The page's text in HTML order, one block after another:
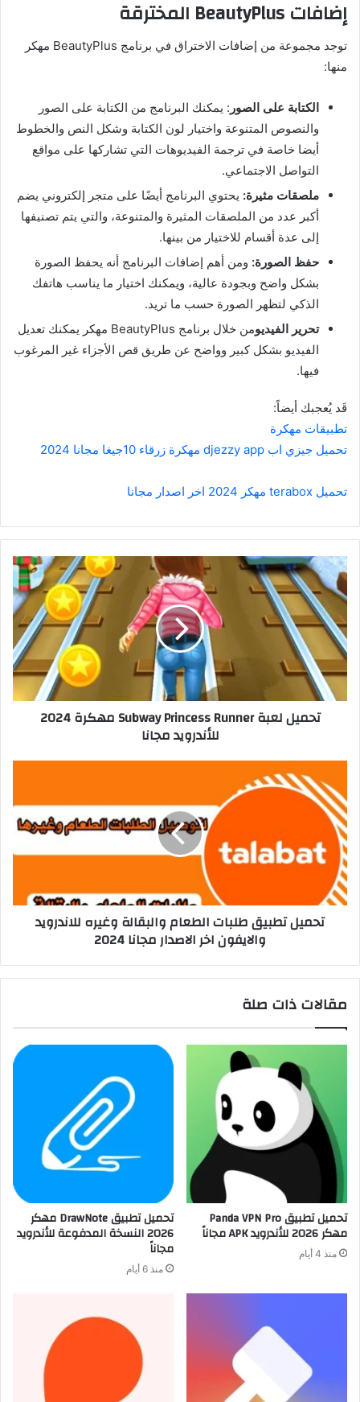
إضافات BeautyPlus المخترقة
توجد مجموعة من إضافات الاختراق في برنامج BeautyPlus مهكر
منها:
الكتابة على الصور : يمكنك البرنامج من الكتابة على الصور
والنصوص المتنوعة واختيار لون الكتابة وشكل النص والخطوط
أيضا خاصة في ترجمة الفيديوهات التي تشاركها على مواقع
التواصل الاجتماعي.
ملصقات مثيرة: يحتوي البرنامج أيضًا على متجر إلكتروني يضم
أكبر عدد من الملصقات المثيرة والمتنوعة، والتي يتم تصنيفها
إلى عدة أقسام للاختيار من بينها.
حفظ الصورة: ومن أهم إضافات البرنامج أنه يحفظ الصورة
بشكل واضح وبجودة عالية، ويمكنك اختيار ما يناسب هاتفك
الذكي لتظهر الصورة حسب ما تريد.
تحرير الفيديو
من خلال برنامج BeautyPlus مهكر يمكنك تعديل
الفيديو بشكل كبير وواضح عن طريق قص الأجزاء غير المرغوب
فيها.
قَد يُعجبك أيضاً:
تطبيقات مهكرة
تحميل جيزي اب djezzy app مهكرة زرقاء 10جيغا مجانا 2024
تحميل terabox مهكر 2024 اخر اصدار مجانا
تحميل لعبة Subway Princess Runner مهكرة 2024
للأندرويد مجانا
تحميل تطبيق طلبات الطعام والبقالة وغيره للاندرويد
والايفون اخر الاصدار مجانا 2024
مقالات ذات صلة
تحميل تطبيق Panda VPN Pro
مهكر 2026 للأندرويد APK مجاناً
منذ 4 أيام
تحميل تطبيق DrawNote مهكر
2026 النسخة المدفوعة للأندرويد
مجاناً
منذ 6 أيام